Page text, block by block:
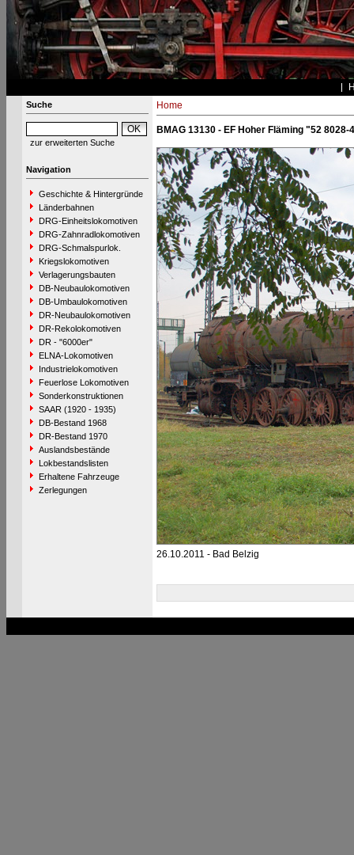
Suche
zur erweiterten Suche
Navigation
Geschichte & Hintergründe
Länderbahnen
DRG-Einheitslokomotiven
DRG-Zahnradlokomotiven
DRG-Schmalspurlok.
Kriegslokomotiven
Verlagerungsbauten
DB-Neubaulokomotiven
DB-Umbaulokomotiven
DR-Neubaulokomotiven
DR-Rekolokomotiven
DR - "6000er"
ELNA-Lokomotiven
Industrielokomotiven
Feuerlose Lokomotiven
Sonderkonstruktionen
SAAR (1920 - 1935)
DB-Bestand 1968
DR-Bestand 1970
Auslandsbestände
Lokbestandslisten
Erhaltene Fahrzeuge
Zerlegungen
Home
BMAG 13130 - EF Hoher Fläming "52 8028-
26.10.2011 - Bad Belzig